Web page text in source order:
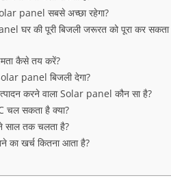
क्या चला सकता है?
panel सबसे अच्छा रहेगा?
घर की पूरी बिजली जरूरत को पूरा
कैसे तय करें?
panel बिजली देगा?
करने वाला Solar panel कौन
सकता है क्या?
तक चलता है?